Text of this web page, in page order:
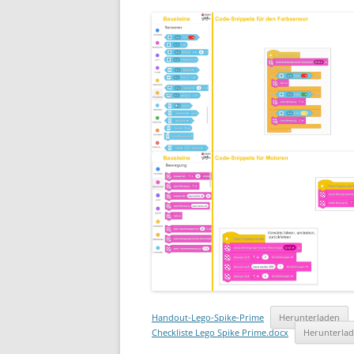
Handout-Lego-Spike-Prime
Herunterladen
Checkliste Lego Spike Prime.docx